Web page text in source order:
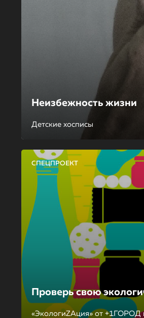
Неизбежность жизни
Детские хосписы
СПЕЦПРОЕКТ
Проверь свою
«ЭкологиZAция» от +1ГОРОД